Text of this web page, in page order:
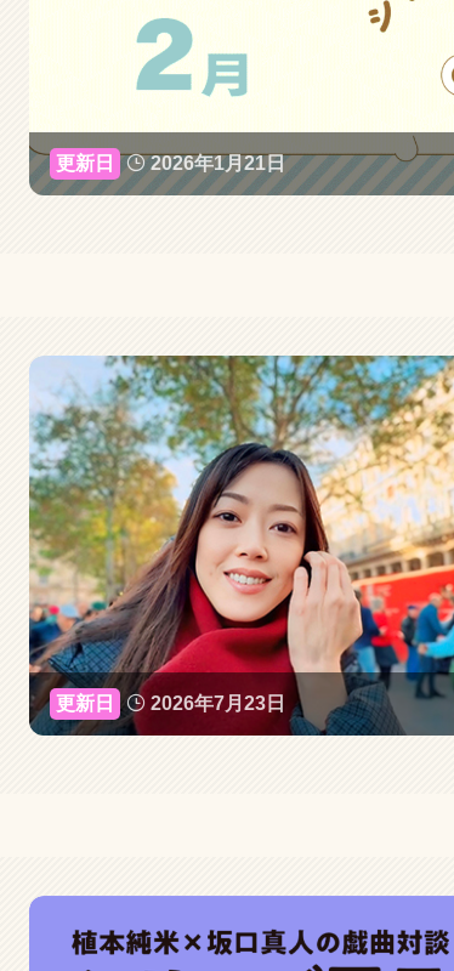
2026年1月21日
2026年7月23日